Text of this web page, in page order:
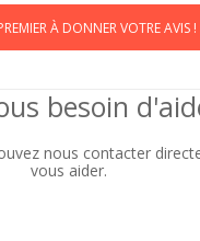
À DONNER VOTRE AVIS !
besoin
nous contacter
vous aider.